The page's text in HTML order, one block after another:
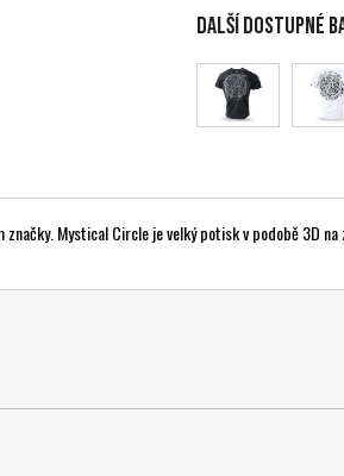
Další dostupné
Mystical Circle je velký potisk v podobě 3D